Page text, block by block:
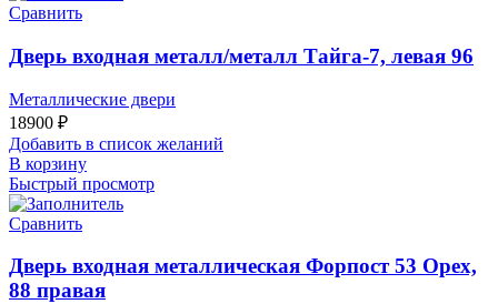
Сравнить
Дверь входная металл/металл Тайга-7, левая 96
Металлические двери
18900 ₽
Добавить в список желаний
В корзину
Быстрый просмотр
Сравнить
Дверь входная металлическая Форпост 53 Орех,
88 правая